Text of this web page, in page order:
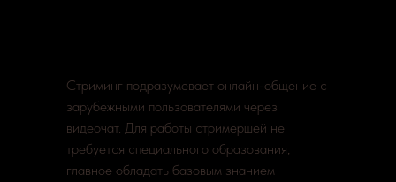
Стриминг подразумевает онлайн-общение с
зарубежными пользователями через
видеочат. Для работы стримершей не
требуется специального образования,
главное обладать базовым знанием